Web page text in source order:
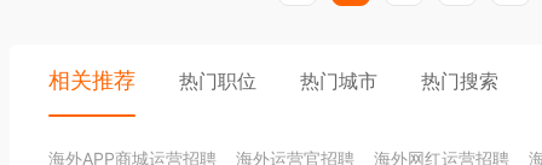
相关推荐 热门职位 热门城市 热门搜索
海外APP商城运营招聘 海外运营官招聘 海外网红运营招聘